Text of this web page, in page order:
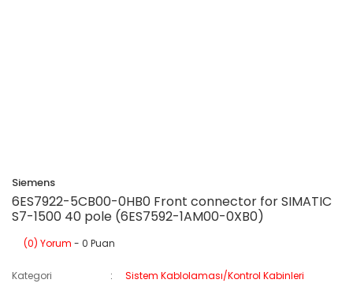
Siemens
6ES7922-5CB00-0HB0 Front connector for SIMATIC
S7-1500 40 pole (6ES7592-1AM00-0XB0)
(0) Yorum - 0 Puan
Kategori
Sistem Kablolaması/Kontrol Kabinleri